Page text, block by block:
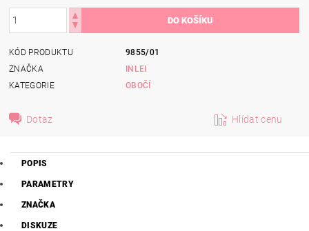
KÓD PRODUKTU
9855/01
ZNAČKA
INLEI
KATEGORIE
OBOČÍ
Dotaz Hlídat cenu
POPIS
PARAMETRY
ZNAČKA
DISKUZE